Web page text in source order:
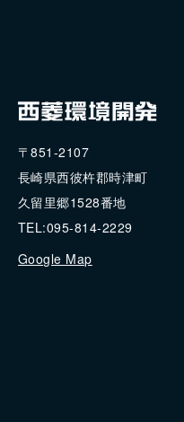
〒851-2107
長崎県西彼杵郡時津町
久留里郷1528番地
TEL:095-814-2229
Google Map